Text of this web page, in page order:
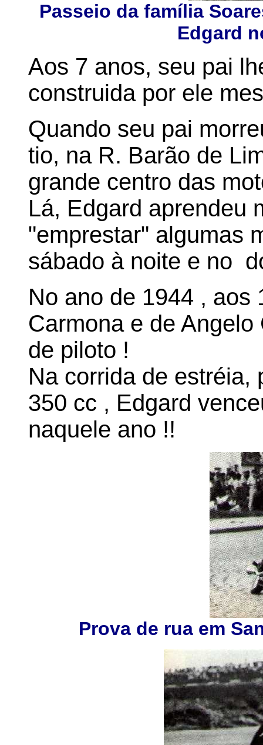
Passeio da família
Edgard
Aos 7 anos, seu pai
construida por ele
Quando seu pai
tio, na R. Barão de
grande centro das
Lá, Edgard aprendeu
"emprestar" algumas
sábado à noite e no
No ano de 1944 , aos
Carmona e de
de piloto !
Na corrida de estréia,
350 cc , Edgard
naquele ano !!
Prova de rua em